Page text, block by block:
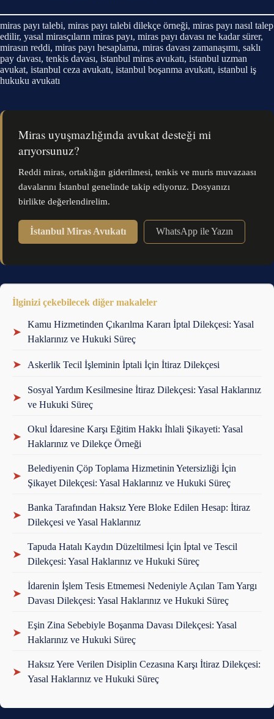
miras payı talebi, miras payı talebi dilekçe örneği, miras payı nasıl talep
edilir, yasal mirasçıların miras payı, miras payı davası ne kadar sürer,
mirasın reddi, miras payı hesaplama, miras davası zamanaşımı, saklı
pay davası, tenkis davası, istanbul miras avukatı, istanbul uzman
avukat, istanbul ceza avukatı, istanbul boşanma avukatı, istanbul iş
hukuku avukatı
Miras uyuşmazlığında avukat desteği mi
arıyorsunuz?
Reddi miras, ortaklığın giderilmesi, tenkis ve muris muvazaası
davalarını İstanbul genelinde takip ediyoruz. Dosyanızı
birlikte değerlendirelim.
İstanbul Miras Avukatı WhatsApp ile Yazın
İlginizi çekebilecek diğer makaleler
➤
Kamu Hizmetinden Çıkarılma Kararı İptal Dilekçesi: Yasal
Haklarınız ve Hukuki Süreç
➤ Askerlik Tecil İşleminin İptali İçin İtiraz Dilekçesi
➤
Sosyal Yardım Kesilmesine İtiraz Dilekçesi: Yasal Haklarınız
ve Hukuki Süreç
➤
Okul İdaresine Karşı Eğitim Hakkı İhlali Şikayeti: Yasal
Haklarınız ve Dilekçe Örneği
➤
Belediyenin Çöp Toplama Hizmetinin Yetersizliği İçin
Şikayet Dilekçesi: Yasal Haklarınız ve Hukuki Süreç
➤
Banka Tarafından Haksız Yere Bloke Edilen Hesap: İtiraz
Dilekçesi ve Yasal Haklarınız
➤
Tapuda Hatalı Kaydın Düzeltilmesi İçin İptal ve Tescil
Dilekçesi: Yasal Haklarınız ve Hukuki Süreç
➤
İdarenin İşlem Tesis Etmemesi Nedeniyle Açılan Tam Yargı
Davası Dilekçesi: Yasal Haklarınız ve Hukuki Süreç
➤
Eşin Zina Sebebiyle Boşanma Davası Dilekçesi: Yasal
Haklarınız ve Hukuki Süreç
➤
Haksız Yere Verilen Disiplin Cezasına Karşı İtiraz Dilekçesi:
Yasal Haklarınız ve Hukuki Süreç